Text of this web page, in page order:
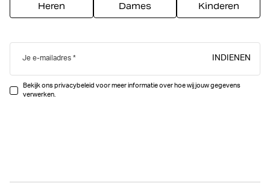
Heren Dames Kinderen
Je e-mailadres INDIENEN
Bekijk ons privacybeleid voor meer informatie over hoe wij jouw gegevens
verwerken.